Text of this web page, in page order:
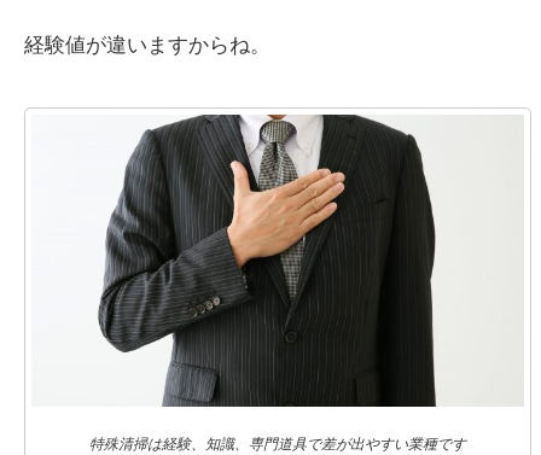
経験値が違いますからね。
特殊清掃は経験、知識、専門道具で差が出やすい業種です